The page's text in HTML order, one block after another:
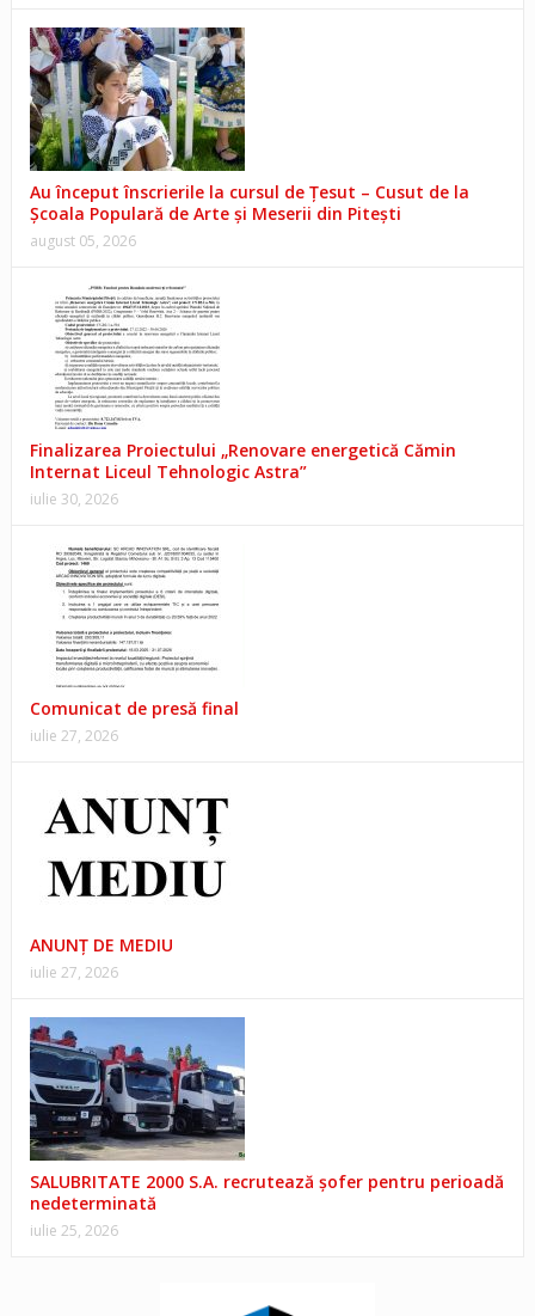
Au început înscrierile la cursul de Țesut – Cusut de la
Școala Populară de Arte și Meserii din Pitești
august 05, 2026
Finalizarea Proiectului „Renovare energetică Cămin
Internat Liceul Tehnologic Astra”
iulie 30, 2026
Comunicat de presă final
iulie 27, 2026
ANUNŢ DE MEDIU
iulie 27, 2026
SALUBRITATE 2000 S.A. recrutează șofer pentru perioadă
nedeterminată
iulie 25, 2026